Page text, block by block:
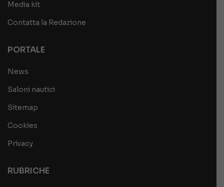
Media kit
Contatta la Redazione
PORTALE
News
Saloni nautici
Sitemap
Cookies
Privacy
RUBRICHE